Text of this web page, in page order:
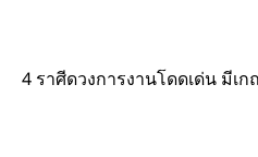
4 ราศีดวงการงานโดดเด่น มีเ